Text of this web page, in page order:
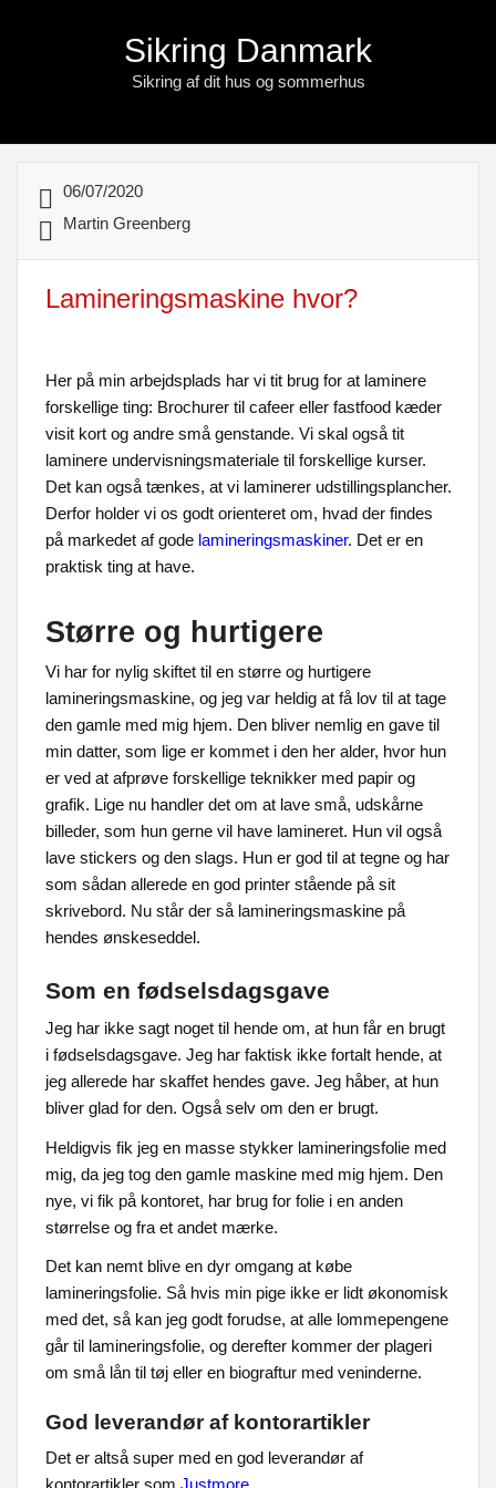
Sikring Danmark
Sikring af dit hus og sommerhus
06/07/2020
Martin Greenberg
Lamineringsmaskine hvor?
Her på min arbejdsplads har vi tit brug for at laminere
forskellige ting: Brochurer til cafeer eller fastfood kæder
visit kort og andre små genstande. Vi skal også tit
laminere undervisningsmateriale til forskellige kurser.
Det kan også tænkes, at vi laminerer udstillingsplancher.
Derfor holder vi os godt orienteret om, hvad der findes
på markedet af gode lamineringsmaskiner. Det er en
praktisk ting at have.
Større og hurtigere
Vi har for nylig skiftet til en større og hurtigere
lamineringsmaskine, og jeg var heldig at få lov til at tage
den gamle med mig hjem. Den bliver nemlig en gave til
min datter, som lige er kommet i den her alder, hvor hun
er ved at afprøve forskellige teknikker med papir og
grafik. Lige nu handler det om at lave små, udskårne
billeder, som hun gerne vil have lamineret. Hun vil også
lave stickers og den slags. Hun er god til at tegne og har
som sådan allerede en god printer stående på sit
skrivebord. Nu står der så lamineringsmaskine på
hendes ønskeseddel.
Som en fødselsdagsgave
Jeg har ikke sagt noget til hende om, at hun får en brugt
i fødselsdagsgave. Jeg har faktisk ikke fortalt hende, at
jeg allerede har skaffet hendes gave. Jeg håber, at hun
bliver glad for den. Også selv om den er brugt.
Heldigvis fik jeg en masse stykker lamineringsfolie med
mig, da jeg tog den gamle maskine med mig hjem. Den
nye, vi fik på kontoret, har brug for folie i en anden
størrelse og fra et andet mærke.
Det kan nemt blive en dyr omgang at købe
lamineringsfolie. Så hvis min pige ikke er lidt økonomisk
med det, så kan jeg godt forudse, at alle lommepengene
går til lamineringsfolie, og derefter kommer der plageri
om små lån til tøj eller en biograftur med veninderne.
God leverandør af kontorartikler
Det er altså super med en god leverandør af